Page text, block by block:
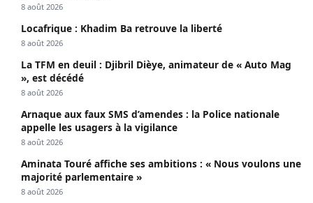
8 août 2026
Locafrique : Khadim Ba retrouve la liberté
8 août 2026
La TFM en deuil : Djibril Dièye, animateur de « Auto Mag
», est décédé
8 août 2026
Arnaque aux faux SMS d’amendes : la Police nationale
appelle les usagers à la vigilance
8 août 2026
Aminata Touré affiche ses ambitions : « Nous voulons une
majorité parlementaire »
8 août 2026